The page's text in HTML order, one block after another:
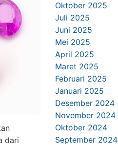
dari
Oktober 2025
Juli 2025
Juni 2025
Mei 2025
April 2025
Maret 2025
Februari 2025
Januari 2025
Desember 2024
November 2024
Oktober 2024
September 2024